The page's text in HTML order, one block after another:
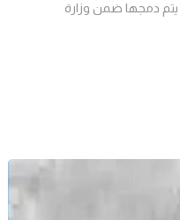
يتم دمجها ضمن وزارة